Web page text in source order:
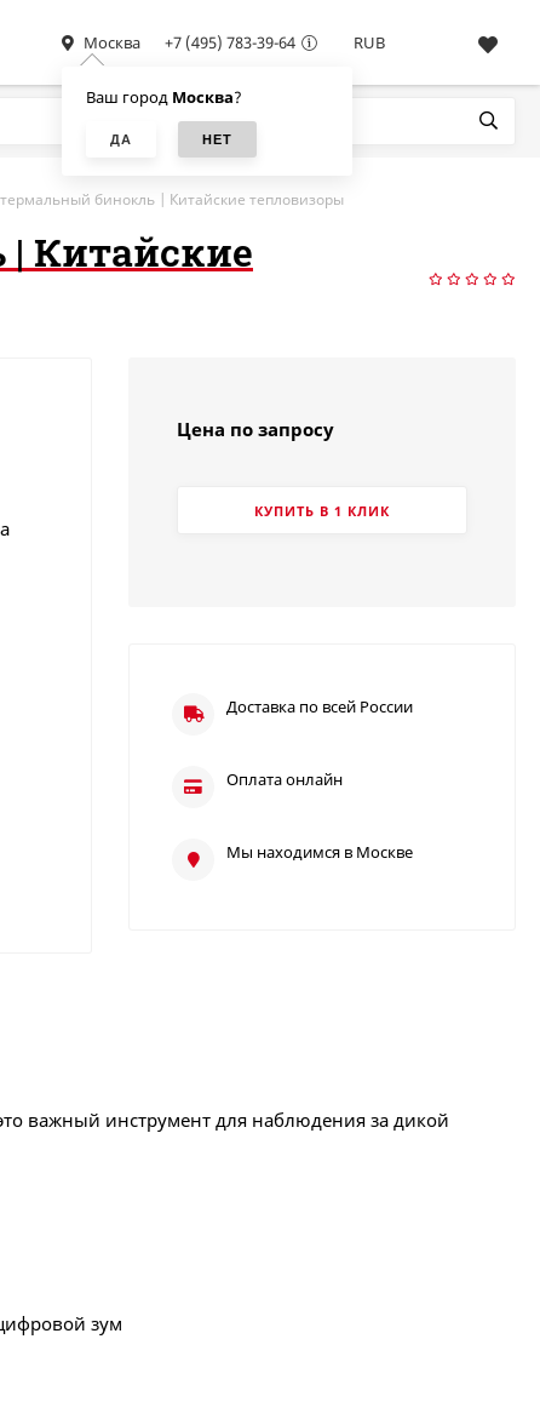
Москва
Ваш город Москва?
+7 (495) 783-39-64 RUB
бинокль | Китайские тепловизоры
| Китайские
Цена по запросу
КУПИТЬ В 1 КЛИК
Доставка по всей России
Оплата онлайн
Мы находимся в Москве
важный инструмент для наблюдения за дикой
зум